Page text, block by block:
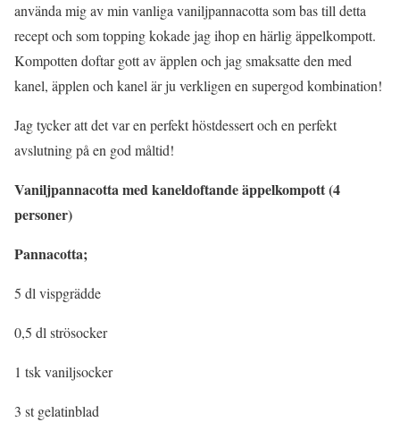
använda mig av min vanliga vaniljpannacotta som bas till detta
recept och som topping kokade jag ihop en härlig äppelkompott.
Kompotten doftar gott av äpplen och jag smaksatte den med
kanel, äpplen och kanel är ju verkligen en supergod kombination!
Jag tycker att det var en perfekt höstdessert och en perfekt
avslutning på en god måltid!
Vaniljpannacotta med kaneldoftande äppelkompott (4
personer)
Pannacotta;
5 dl vispgrädde
0,5 dl strösocker
1 tsk vaniljsocker
3 st gelatinblad